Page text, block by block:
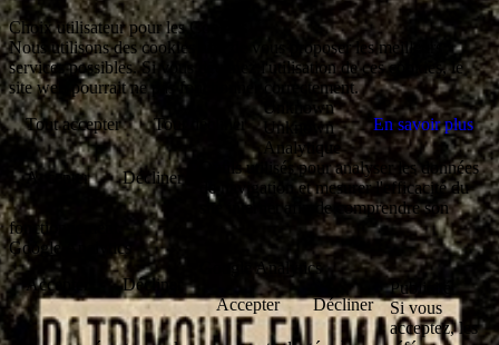
Choix utilisateur pour les Cookies
Nous utilisons des cookies afin de vous proposer les meilleurs
services possibles. Si vous déclinez l'utilisation de ces cookies, le
site web pourrait ne pas fonctionner correctement.
Tout accepter
Tout décliner En savoir plus
Unknown
Unknown
Accepter Décliner
Analytique
Outils utilisés pour analyser les données
de navigation et mesurer l'efficacité du
site internet afin de comprendre son
fonctionnement.
Google Analytics
Accepter
Décliner
Google Analytics
Accepter
Décliner
Publicité
Si vous
acceptez, les